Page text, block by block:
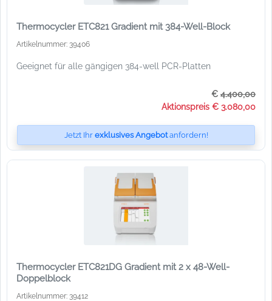
Thermocycler ETC821 Gradient mit 384-Well-Block
Artikelnummer: 39406
Geeignet für alle gängigen 384-well PCR-Platten
€ 4.400,00
Aktionspreis € 3.080,00
Jetzt Ihr exklusives Angebotanfordern!
Thermocycler ETC821DG Gradient mit 2 x 48-Well-
Doppelblock
Artikelnummer: 39412